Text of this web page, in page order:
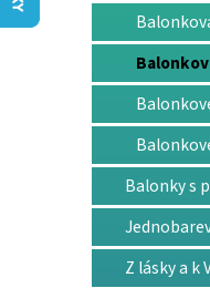
l
Balonky s
Z lásky a k